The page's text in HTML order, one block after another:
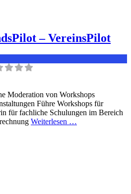
– VereinsPilot
Moderation von Workshops
Führe Workshops für
für fachliche Schulungen im Bereich
Weiterlesen …